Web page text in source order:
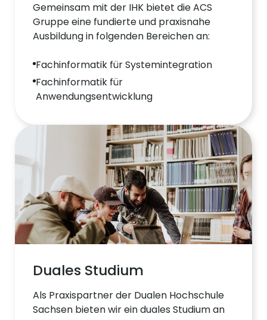
Gemeinsam mit der IHK bietet die ACS
Gruppe eine fundierte und praxisnahe
Ausbildung in folgenden Bereichen an:
Fachinformatik für Systemintegration
Fachinformatik für
Anwendungsentwicklung
Duales Studium
Als Praxispartner der Dualen Hochschule
Sachsen bieten wir ein duales Studium an